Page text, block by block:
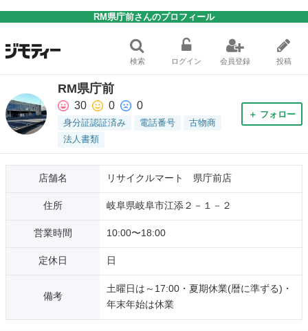
RM県庁前さんのプロフィール
検索 ログイン 会員登録 投稿
RM県庁前
30 0 0
身分証認証済み 電話番号
古物商
法人書類
＋ フォロー
店舗名 リサイクルマート 県庁前店
住所 岐阜県岐阜市江添２－１－２
営業時間 10:00〜18:00
定休日 日
備考
土曜日は～17:00・夏期休業(暦に準ずる)・
年末年始は休業